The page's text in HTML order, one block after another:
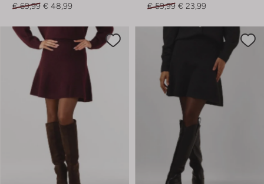
€ 69,99 € 48,99
€ 59,99 € 23,99